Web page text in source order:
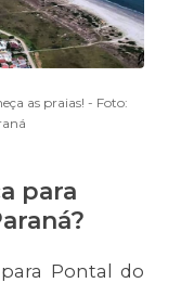
as praias! - Foto:
para
Pontal do